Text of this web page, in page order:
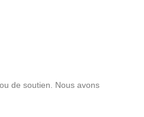
de soutien. Nous avons